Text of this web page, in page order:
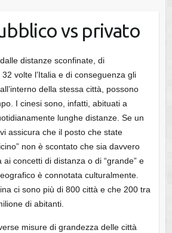
vs privato
distanze sconfinate, di
volte l’Italia e di conseguenza gli
della stessa città, possono
I cinesi sono, infatti, abituati a
lunghe distanze. Se un
assicura che il posto che state
non è scontato che sia davvero
ai concetti di distanza o di “grande” e
è connotata culturalmente.
ci sono più di 800 città e che 200 tra
di abitanti.
misure di grandezza delle città